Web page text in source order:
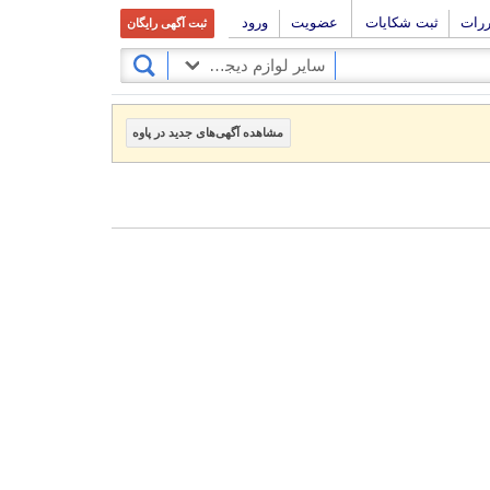
ثبت شکایات عضویت ورود ثبت آگهی رایگان
سایر لوازم دیجیتال
مشاهده آگهی‌های جدید در پاوه